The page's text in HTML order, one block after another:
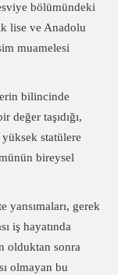
bölümündeki
lise ve Anadolu
muamelesi
bilincinde
değer taşıdığı,
statülere
bireysel
gerek
iş hayatında
olduktan sonra
olmayan bu